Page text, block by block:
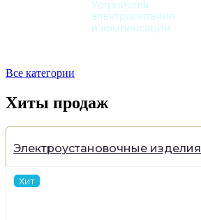
Все категории
Хиты продаж
Электроустановочные изделия
Хит